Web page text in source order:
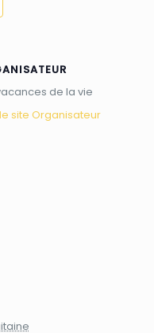
de la vie
site Organisateur